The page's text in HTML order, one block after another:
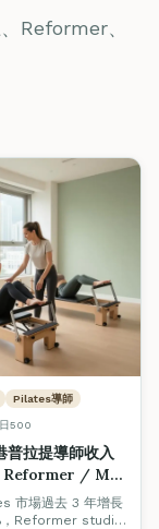
Reformer、
Pilates導師
500
普拉提導師收入
Reformer / Mat
分析、人工、入
附7-8月新班開
市場過去 3 年增長
，Reformer studio